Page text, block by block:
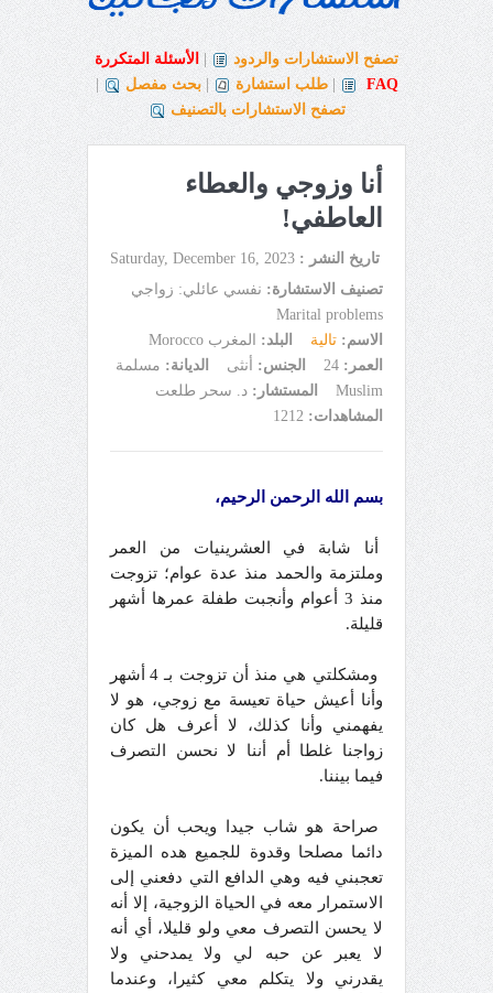
تصفح الاستشارات والردود
الأسئلة المتكررة
FAQ
طلب استشارة بحث مفصل
تصفح الاستشارات بالتصنيف
أنا وزوجي والعطاء
العاطفي!
تاريخ النشر : Saturday, December 16, 2023
تصنيف الاستشارة: نفسي عائلي: زواجي
Marital problems
الاسم: تالية البلد:
المغرب Morocco
العمر: 24 الجنس: أنثى الديانة: مسلمة
Muslim
المستشار: د. سحر طلعت
المشاهدات: 1212
بسم الله الرحمن الرحيم،
أنا شابة في العشرينيات من العمر
وملتزمة والحمد منذ عدة عوام؛ تزوجت
منذ 3 أعوام وأنجبت طفلة عمرها أشهر
قليلة.
ومشكلتي هي منذ أن تزوجت بـ 4 أشهر
وأنا أعيش حياة تعيسة مع زوجي، هو لا
يفهمني وأنا كذلك، لا أعرف هل كان
زواجنا غلطا أم أننا لا نحسن التصرف
فيما بيننا.
صراحة هو شاب جيدا ويحب أن يكون
دائما مصلحا وقدوة للجميع هده الميزة
تعجبني فيه وهي الدافع التي دفعني إلى
الاستمرار معه في الحياة الزوجية، إلا أنه
لا يحسن التصرف معي ولو قليلا، أي أنه
لا يعبر عن حبه لي ولا يمدحني ولا
يقدرني ولا يتكلم معي كثيرا، وعندما